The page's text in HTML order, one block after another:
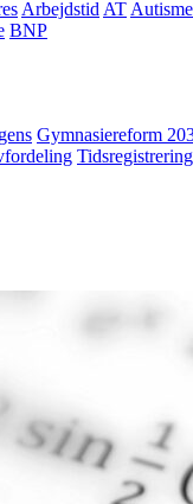
Arbejdstid AT Autisme
BNP
Gymnasiereform
Tidsregistrering